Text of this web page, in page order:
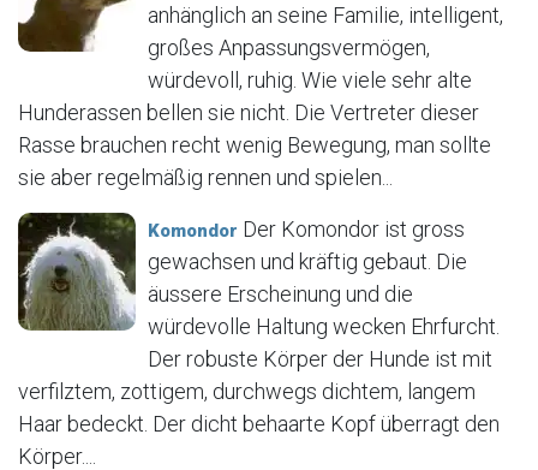
anhänglich an seine Familie, intelligent,
großes Anpassungsvermögen,
würdevoll, ruhig. Wie viele sehr alte
Hunderassen bellen sie nicht. Die Vertreter dieser
Rasse brauchen recht wenig Bewegung, man sollte
sie aber regelmäßig rennen und spielen...
Komondor Der Komondor ist gross
gewachsen und kräftig gebaut. Die
äussere Erscheinung und die
würdevolle Haltung wecken Ehrfurcht.
Der robuste Körper der Hunde ist mit
verfilztem, zottigem, durchwegs dichtem, langem
Haar bedeckt. Der dicht behaarte Kopf überragt den
Körper....